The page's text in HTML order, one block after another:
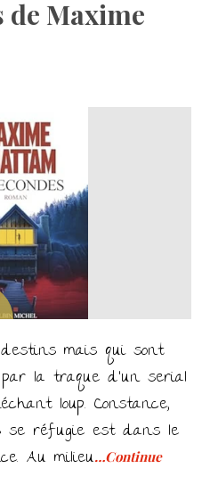
de Maxime
mais qui sont
la traque d’un serial
loup. Constance,
se réfugie est dans le
Au milieu…Continue